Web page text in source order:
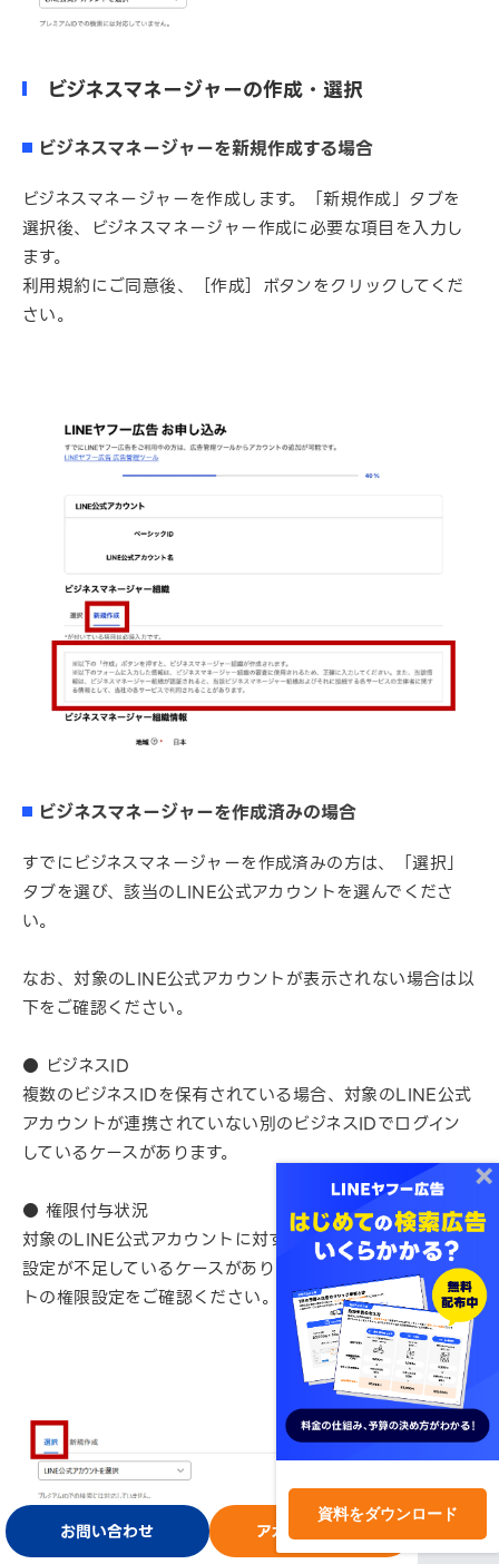
ビジネスマネージャーの作成・選択
ビジネスマネージャーを新規作成する場合
ビジネスマネージャーを作成します。「新規作成」タブを
選択後、ビジネスマネージャー作成に必要な項目を入力し
ます。
利用規約にご同意後、［作成］ボタンをクリックしてくだ
さい。
ビジネスマネージャーを作成済みの場合
すでにビジネスマネージャーを作成済みの方は、「選択」
タブを選び、該当のLINE公式アカウントを選んでくださ
い。
なお、対象のLINE公式アカウントが表示されない場合は以
下をご確認ください。
● ビジネスID
複数のビジネスIDを保有されている場合、対象のLINE公式
アカウントが連携されていない別のビジネスIDでログイン
しているケースがあります。
● 権限付与状況
対象のLINE公式アカウントに対する管理権限、または共有
設定が不足しているケースがあります。LINE公式アカウン
トの権限設定をご確認ください。
お問い合わせ アカウント開設
ログイン
資料をダウンロード